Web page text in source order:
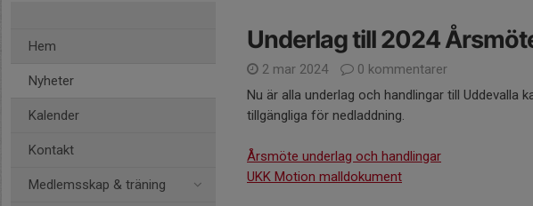
Hem
Nyheter
Kalender
Kontakt
Medlemsskap & träning
Underlag till 2024
2 mar 2024
0 kommentarer
Nu är alla underlag och handlingar till Uddevalla
tillgängliga för nedladdning.
Årsmöte underlag och handlingar
UKK Motion malldokument